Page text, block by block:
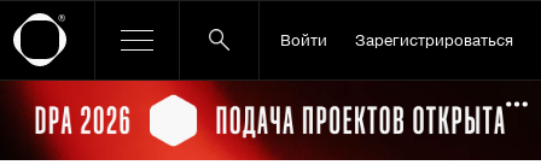
Войти Зарегистрироваться
Ссылка баннера